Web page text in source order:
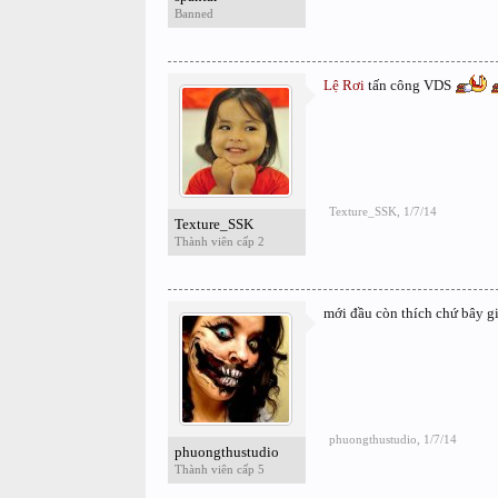
Banned
Texture_SSK
Thành viên cấp 2
Lệ Rơi tấn công VDS
Texture_SSK 1/7/14
phuongthustudio
Thành viên cấp 5
mới đầu còn thích chứ bây
phuongthustudio 1/7/14